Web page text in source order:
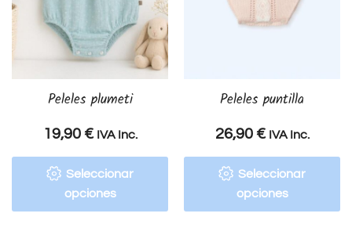
Peleles plumeti
19,90 € IVA Inc.
Seleccionar
opciones
Peleles puntilla
26,90 € IVA Inc.
Seleccionar
opciones